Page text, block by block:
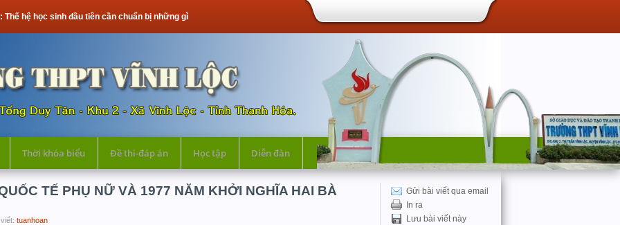
tiên cần chuẩn bị những gì?
Thời khóa biểu Đề thi-đáp án Học tập Diễn đàn
Gửi bài viết qua email
In ra
Lưu bài viết này
TẾ PHỤ NỮ VÀ 1977 NĂM KHỞI NGHĨA HAI BÀ
tuanhoan